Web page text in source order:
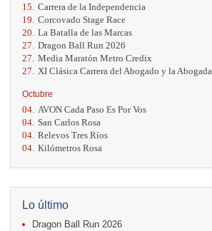
15. Carrera de la Independencia
19. Corcovado Stage Race
20. La Batalla de las Marcas
27. Dragon Ball Run 2026
27. Media Maratón Metro Credix
27.
XI Clásica Carrera del Abogado y la Abogada
Octubre
04. AVON Cada Paso Es Por Vos
04. San Carlos Rosa
04. Relevos Tres Ríos
04. Kilómetros Rosa
18. Casa Turire Trail Run
18.
Warriors Run Circuit
18. Samsung Jacó Beach Half Marathon 2026
25. KRun by Under Armour
Lo último
Dragon Ball Run 2026